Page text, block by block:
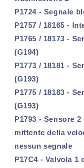
P1724 - Segnale
P1757 / 18165 -
P1765 / 18173 -
(G194)
P1773 / 18181 -
(G193)
P1775 / 18183 -
(G193)
P1793 - Sensore
mittente della
nessun segnale
P17C4 - Valvola 1